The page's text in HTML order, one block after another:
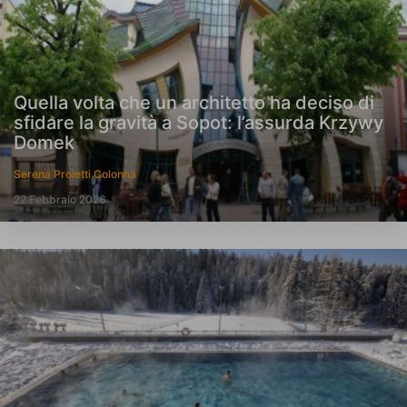
Quella volta che un architetto ha deciso di
sfidare la gravità a Sopot: l’assurda Krzywy
Domek
Serena Proietti Colonna
22 Febbraio 2026